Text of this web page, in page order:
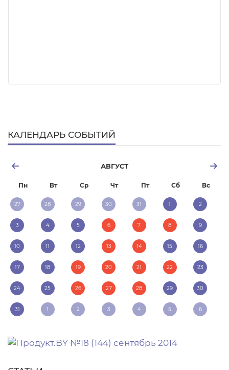
КАЛЕНДАРЬ СОБЫТИЙ
АВГУСТ
Пн Вт Ср Чт Пт Сб Вс
27 28 29 30 31 1 2
3 4 5 6 7 8 9
10 11 12 13 14 15 16
17 18 19 20 21 22 23
24 25 26 27 28 29 30
31 1 2 3 4 5 6